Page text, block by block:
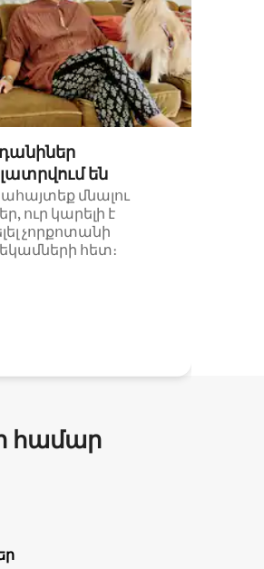
են
մնալու
ուր կարելի է
չորքոտանի
հետ։
համար